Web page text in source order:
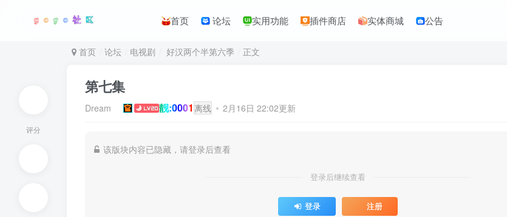
首页 论坛 实用功能 插件商店 实体商城 公告
评分
首页 论坛 电视剧 好汉两个半第六季 正文
第七集
Dream 靓:0001 离线 2月16日 22:02更新
该版块内容已隐藏，请登录后查看
登录后继续查看
登录 注册